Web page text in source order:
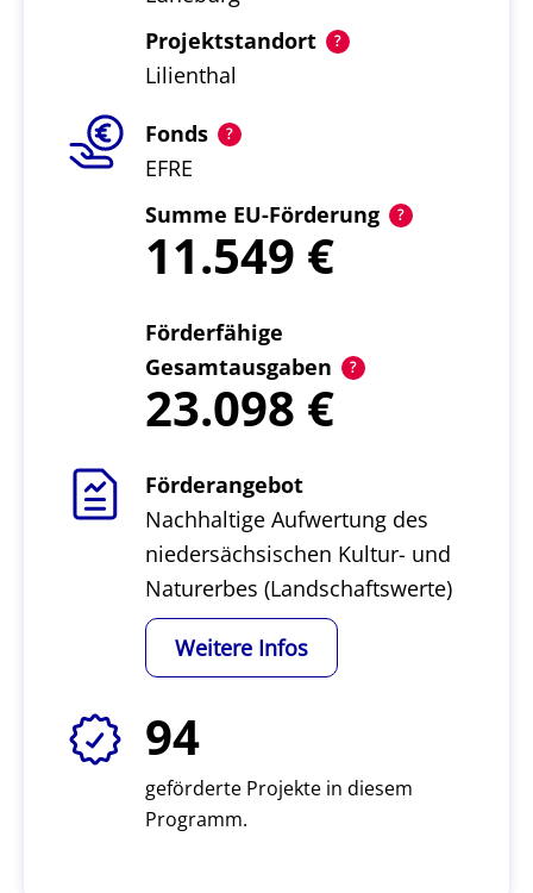
Projektstandort
Lilienthal
Fonds
EFRE
Summe EU-Förderung
11.549
Förderfähige
Gesamtausgaben
23.098
Förderangebot
Nachhaltige Aufwertung des
niedersächsischen Kultur- und
Naturerbes (Landschaftswerte)
Weitere Infos
94
geförderte Projekte in diesem
Programm.